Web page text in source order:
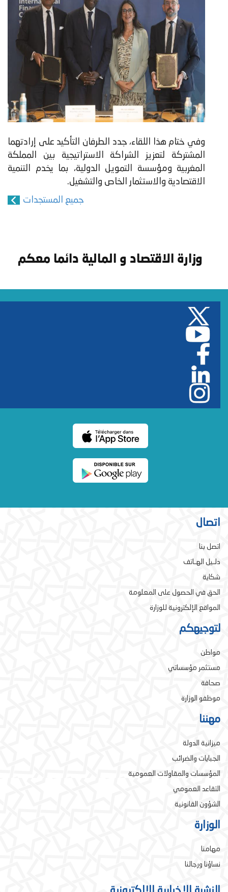
وفي ختام هذا اللقاء، جدد الطرفان التأكيد على إرادتهما
المشتركة لتعزيز الشراكة الاستراتيجية بين المملكة
المغربية ومؤسسة التمويل الدولية، بما يخدم التنمية
الاقتصادية والاستثمار الخاص والتشغيل.
جميع المستجدات
وزارة الاقتصاد و المالية دائما معكم
اتصال
اتصل بنا
دلـيل الهـاتف
شكاية
الحق في الحصول على المعلومة
المواقع الإلكترونية للوزارة
لتوجيهكم
مواطن
مستثمر مؤسساتي
صحافة
موظفو الوزارة
مهننا
ميزانية الدولة
الجبايات والضرائب
المؤسسات والمقاولات العمومية
التقاعد العمومي
الشؤون القانونية
الوزارة
مهامنا
نساؤنا ورجالنا